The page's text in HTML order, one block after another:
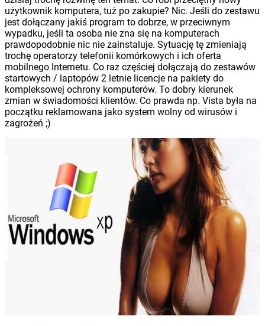
użytkownik komputera, tuż po zakupie? Nic. Jeśli do zestawu
jest dołączany jakiś program to dobrze, w przeciwnym
wypadku, jeśli ta osoba nie zna się na komputerach
prawdopodobnie nic nie zainstaluje. Sytuację tę zmieniają
trochę operatorzy telefonii komórkowych i ich oferta
mobilnego Internetu. Co raz częściej dołączają do zestawów
startowych / laptopów 2 letnie licencje na pakiety do
kompleksowej ochrony komputerów. To dobry kierunek
zmian w świadomości klientów. Co prawda np. Vista była na
początku reklamowana jako system wolny od wirusów i
zagrożeń ;)